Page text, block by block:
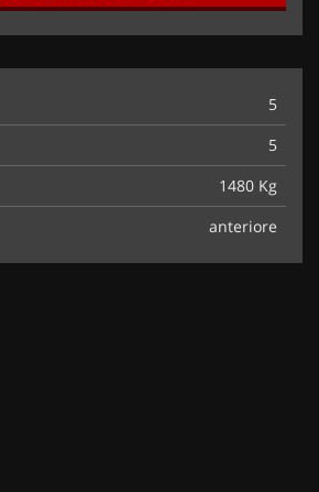
5
5
1480 Kg
anteriore